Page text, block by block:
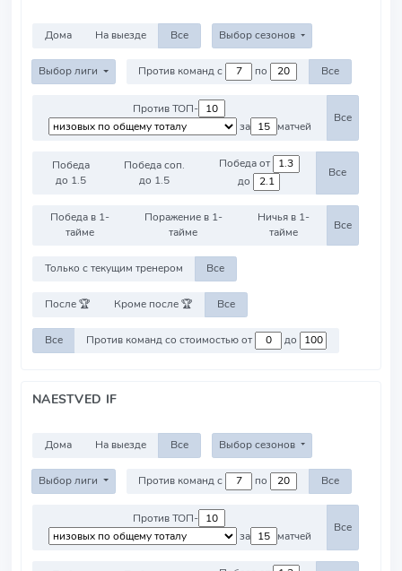
Дома На выезде Все Выбор сезонов
Выбор лиги Против команд с по Все
Против ТОП-
за
матчей
Все
Победа
до 1.5
Победа соп.
до 1.5
Победа от
до
Все
Победа в 1-
тайме
Поражение в 1-
тайме
Ничья в 1-
тайме
Все
Только с текущим тренером Все
После 🏆 Кроме после 🏆 Все
Все Против команд со стоимостью от до
NAESTVED IF
Дома На выезде Все Выбор сезонов
Выбор лиги Против команд с по Все
Против ТОП-
за
матчей
Все